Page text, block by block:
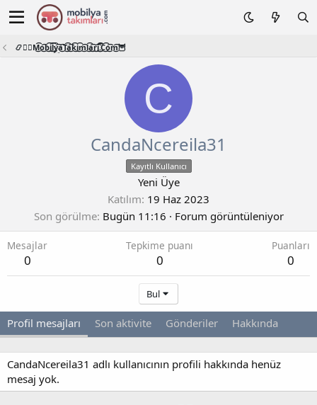
📿🧙‍♂️M͜͡o͜͡b͜͡i͜͡l͜͡y͜͡a͜͡T͜͡a͜͡k͜͡i͜͡m͜͡l͜͡a͜͡r͜͡i͜͡.͜͡C͜͡o͜͡m͜͡🦉
C
CandaNcereila31
Kayıtlı Kullanıcı
Yeni Üye
Katılım 19 Haz 2023
Son görülme Bugün 11:16 · Forum görüntüleniyor
Mesajlar
0
Tepkime puanı
0
Puanları
0
Bul
Profil mesajları Son aktivite Gönderiler Hakkında
CandaNcereila31 adlı kullanıcının profili hakkında henüz
mesaj yok.